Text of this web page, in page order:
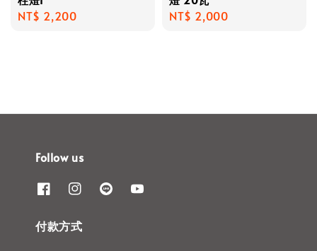
Regular
NT$ 2,200
Regular
NT$ 2,000
Follow us
付款方式